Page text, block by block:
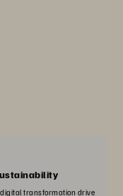
transformation drive